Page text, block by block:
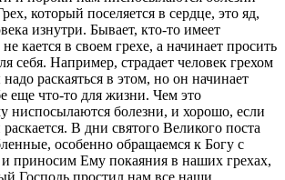
который поселяется в сердце, это яд,
изнутри. Бывает, кто-то имеет
кается в своем грехе, а начинает просить
себя. Например, страдает человек грехом
раскаяться в этом, но он начинает
еще что-то для жизни. Чем это
ниспосылаются болезни, и хорошо, если
В дни святого Великого поста
особенно обращаемся к Богу с
приносим Ему покаяния в наших грехах,
Господь простил нам все наши